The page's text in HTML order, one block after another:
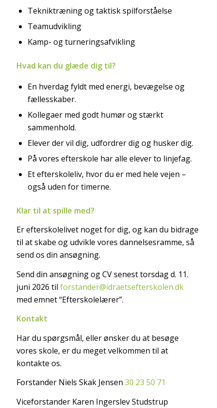
Tekniktræning og taktisk spilforståelse
Teamudvikling
Kamp- og turneringsafvikling
Hvad kan du glæde dig til?
En hverdag fyldt med energi, bevægelse og
fællesskaber.
Kollegaer med godt humør og stærkt
sammenhold.
Elever der vil dig, udfordrer dig og husker dig.
På vores efterskole har alle elever to linjefag.
Et efterskoleliv, hvor du er med hele vejen –
også uden for timerne.
Klar til at spille med?
Er efterskolelivet noget for dig, og kan du bidrage
til at skabe og udvikle vores dannelsesramme, så
send os din ansøgning.
Send din ansøgning og CV senest torsdag d. 11.
juni 2026 til forstander@idraetsefterskolen.dk
med emnet “Efterskolelærer”.
Kontakt
Har du spørgsmål, eller ønsker du at besøge
vores skole, er du meget velkommen til at
kontakte os.
Forstander Niels Skak Jensen 30 23 50 71
Viceforstander Karen Ingerslev Studstrup